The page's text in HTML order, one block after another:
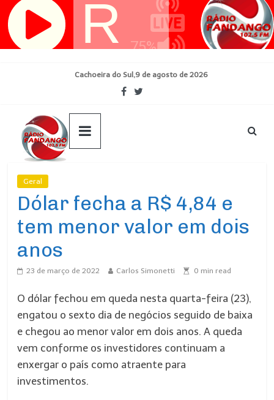
Pular
para
Cachoeira do Sul,9 de agosto de 2026
Geral
Dólar fecha a R$ 4,84 e
tem menor valor em dois
anos
23 de março de 2022 Carlos Simonetti 0 min read
O dólar fechou em queda nesta quarta-feira (23),
engatou o sexto dia de negócios seguido de baixa
e chegou ao menor valor em dois anos. A queda
vem conforme os investidores continuam a
enxergar o país como atraente para
investimentos.